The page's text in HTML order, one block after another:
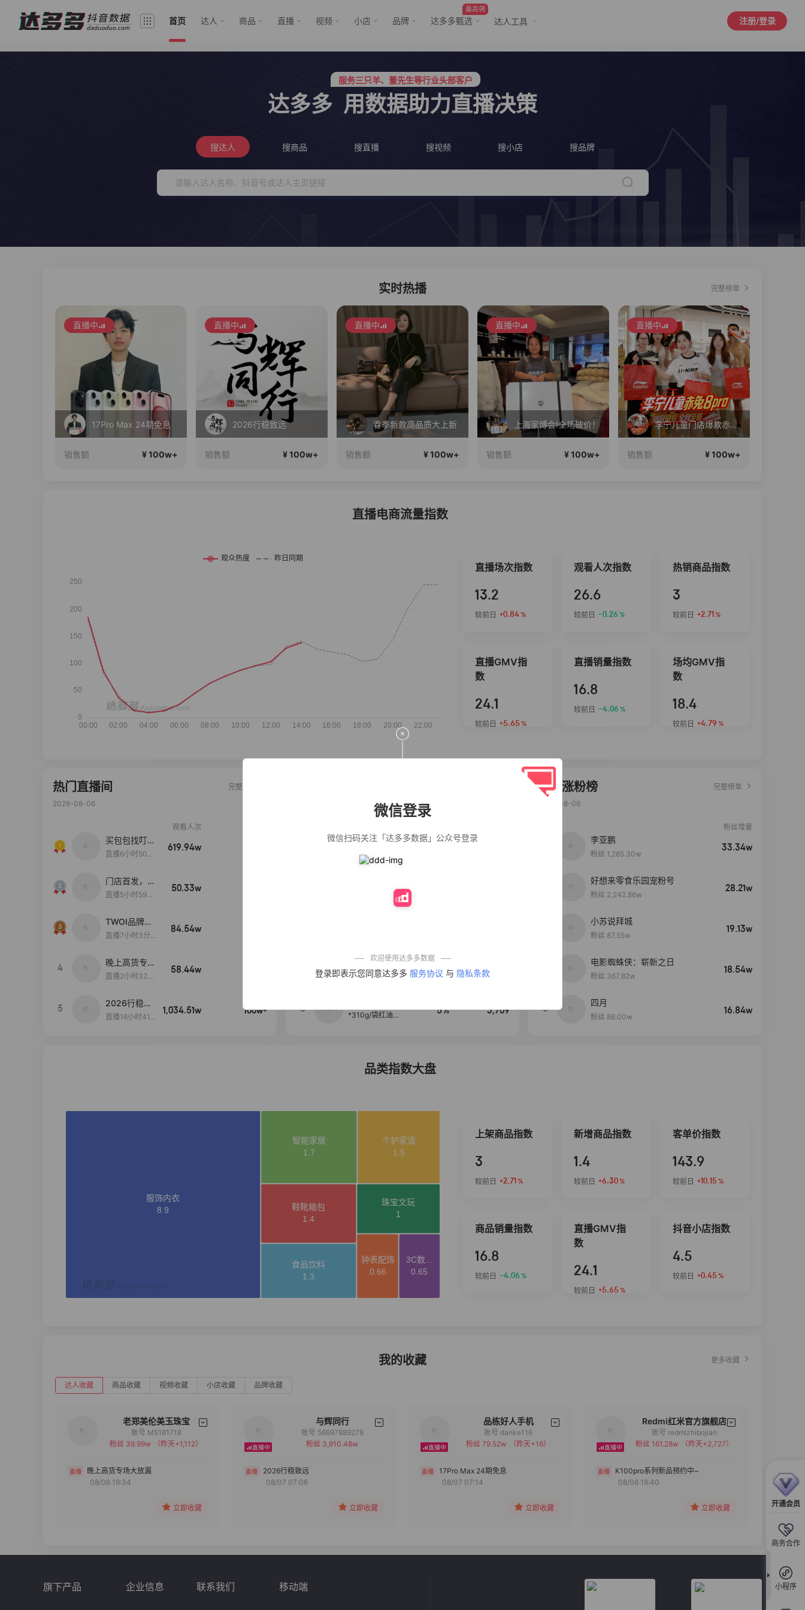
首页 达人 商品 直播 视频 小店 品牌
最高佣
达多多甄选 达人工具 注册/登录
开通会员
商务合作
小程序
微信登录
微信扫码关注「达多多数据」公众号登录
欢迎使用达多多数据
登录即表示您同意达多多 服务协议 与 隐私条款
服务三只羊、董先生等行业头部客户
行业价格屠夫，年卡会员低至798/年
服务三只羊、董先生等行业头部客户
达多多 用数据助力直播决策
搜达人 搜商品 搜直播 搜视频 搜小店 搜品牌
实时热播 完整榜单
直播中
2026行稳致远
销售额 ¥ 100w+
直播中
春季新款高品质大上新
销售额 ¥ 100w+
直播中
上海家博会!全场破价！
销售额 ¥ 100w+
直播中
李宁儿童门店爆款赤兔8pro终于有货了，全网销冠刷新历史底价
销售额 ¥ 100w+
直播中
娘娘NNS正在直播
销售额 ¥ 100w+
直播电商流量指数
直播场次指数
13.2
较前日 +0.84%
观看人次指数
26.6
较前日 -0.26 %
热销商品指数
3
较前日 +2.71 %
直播GMV指
数
24.1
较前日 +5.65 %
直播销量指数
16.8
较前日 -4.06 %
场均GMV指
数
18.4
较前日 +4.79 %
热门直播间
完整榜单
2026-08-06
观看人次
买包包找叮
当,一折购！
直播6小时50分
619.94w
门店首发，秋
款大上新！！
直播5小时59分
50.33w
TWOI品牌直
播间新款上
直播7小时3分5
84.54w
4
晚上高货专场
大放漏
直播2小时32分
58.44w
5
2026行稳致
远
直播16小时41
1,034.51w 100w+
【净浮生】油污
重油污去油王污
衣粉轻松搓洗去
污渍除菌除螨3倍
免煮开袋即食劲
艾草抽绳式免撕
垃圾袋大号特厚
50% 4,154
5
*310g/袋红油麻
5% 3,709
达人涨粉榜
完整榜单
2026-08-06
粉丝增量
李亚鹏
粉丝 1,285.30w
33.34w
好想来零食乐园宠粉号
粉丝 2,242.86w
28.21w
小苏说拜城
粉丝 87.55w
19.13w
电影蜘蛛侠：崭新之日
粉丝 367.82w
18.54w
5
四月
粉丝 88.00w
16.84w
品类指数大盘
上架商品指数
3
较前日 +2.71 %
新增商品指数
1.4
较前日 +6.30%
客单价指数
143.9
较前日 +10.15 %
商品销量指数
16.8
较前日 -4.06 %
直播GMV指
数
24.1
较前日 +5.65 %
抖音小店指数
4.5
较前日 +0.45 %
我的收藏 更多收藏
达人收藏 商品收藏 视频收藏 小店收藏 品牌收藏
老郑美伦美玉珠宝
备注
分组
账号 M5181718
粉丝 39.99w
（昨天+1,112）
晚上高货专场大放漏
08/06 19:34
立即收藏
与辉同行
备注
账号 56697889278
粉丝 3,910.48w
2026行稳致远
08/07 07:06
立即收藏
品栋好人手机
备注
分组
账号 danke116
粉丝 79.52w
（昨天+16）
17Pro Max 24期免息
08/07 07:14
立即收藏
Redmi红米官方旗舰店
备注
分组
账号 redmizhibojian
粉丝 161.28w
（昨天+2,727）
K100pro系列新品预约中~
08/06 18:40
立即收藏
旗下产品 企业信息 联系我们 移动端